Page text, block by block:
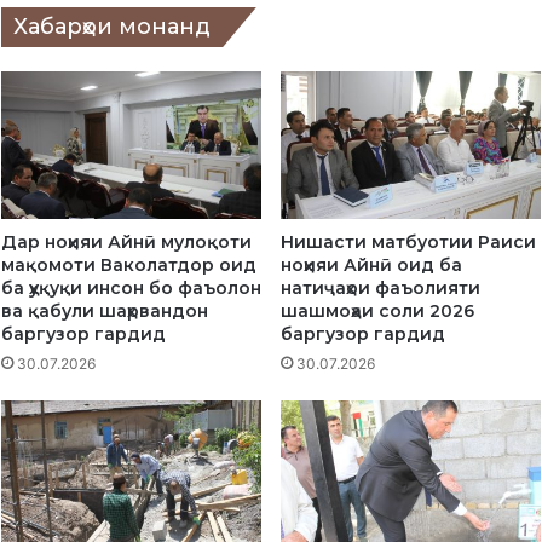
р
к
з
и
с
а
о
м
а
т
ӣ
а
р
д
е
ҳ
а
Хабарҳои монанд
Дар ноҳияи Айнӣ мулоқоти
мақомоти Ваколатдор оид
ба ҳуқуқи инсон бо фаъолон
ва қабули шаҳрвандон
баргузор гардид
30.07.2026
Нишасти матбуотии Раиси
ноҳияи Айнӣ оид ба
натиҷаҳои фаъолияти
шашмоҳаи соли 2026
баргузор гардид
30.07.2026